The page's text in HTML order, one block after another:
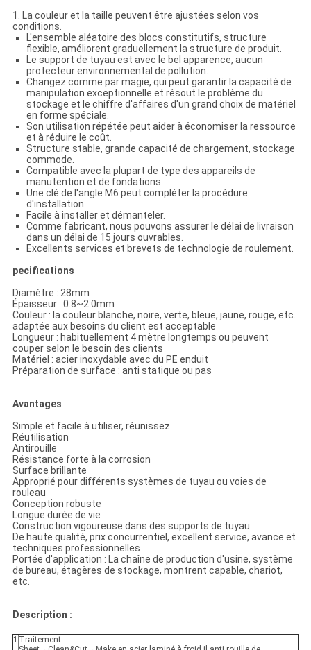
1. La couleur et la taille peuvent être ajustées selon vos
conditions.
L'ensemble aléatoire des blocs constitutifs, structure
flexible, améliorent graduellement la structure de produit.
Le support de tuyau est avec le bel apparence, aucun
protecteur environnemental de pollution.
Changez comme par magie, qui peut garantir la capacité de
manipulation exceptionnelle et résout le problème du
stockage et le chiffre d'affaires d'un grand choix de matériel
en forme spéciale.
Son utilisation répétée peut aider à économiser la ressource
et à réduire le coût.
Structure stable, grande capacité de chargement, stockage
commode.
Compatible avec la plupart de type des appareils de
manutention et de fondations.
Une clé de l'angle M6 peut compléter la procédure
d'installation.
Facile à installer et démanteler.
Comme fabricant, nous pouvons assurer le délai de livraison
dans un délai de 15 jours ouvrables.
Excellents services et brevets de technologie de roulement.
pecifications
Diamètre : 28mm
Épaisseur : 0.8~2.0mm
Couleur : la couleur blanche, noire, verte, bleue, jaune, rouge, etc.
adaptée aux besoins du client est acceptable
Longueur : habituellement 4 mètre longtemps ou peuvent
couper selon le besoin des clients
Matériel : acier inoxydable avec du PE enduit
Préparation de surface : anti statique ou pas
Avantages
Simple et facile à utiliser, réunissez
Réutilisation
Antirouille
Résistance forte à la corrosion
Surface brillante
Approprié pour différents systèmes de tuyau ou voies de
rouleau
Conception robuste
Longue durée de vie
Construction vigoureuse dans des supports de tuyau
De haute qualité, prix concurrentiel, excellent service, avance et
techniques professionnelles
Portée d'application : La chaîne de production d'usine, système
de bureau, étagères de stockage, montrent capable, chariot,
etc.
Description :
1 Traitement :